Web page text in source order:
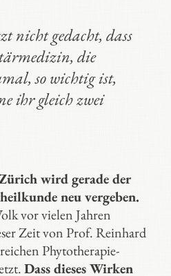
nicht gedacht, dass
die
so wichtig ist,
ihr gleich zwei
wird gerade der
neu vergeben.
vor vielen Jahren
Zeit von Prof. Reinhard
Phytotherapie-
Dass dieses Wirken